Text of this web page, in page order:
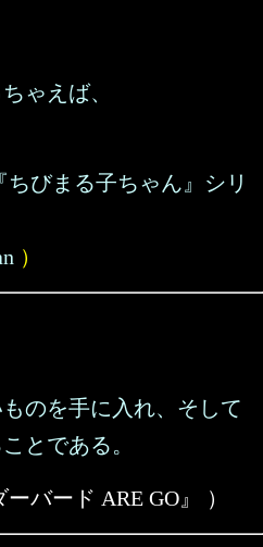
ゃえば、
びまる子ちゃん』シリ
）
のを手に入れ、そして
とである。
バード ARE GO』 ）